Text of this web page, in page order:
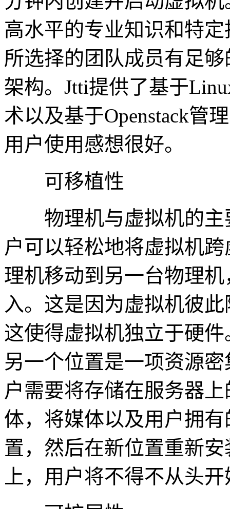
高水平的专业知识和特
所选择的团队成员有足
架构。Jtti提供了基于
术以及基于Openstack管
用户使用感想很好。
可移植性
物理机与虚拟机的主
户可以轻松地将虚拟机
理机移动到另一台物理
入。这是因为虚拟机彼
这使得虚拟机独立于硬
另一个位置是一项资源
户需要将存储在服务器
体，将媒体以及用户拥
置，然后在新位置重新
上，用户将不得不从头